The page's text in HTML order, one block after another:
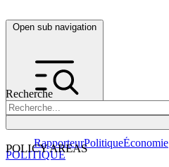
Open sub navigation
Recherche
POLICY AREAS
RapporteurPolitiqueÉconomie
POLITIQUE